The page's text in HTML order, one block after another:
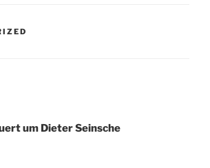
um Dieter Seinsche